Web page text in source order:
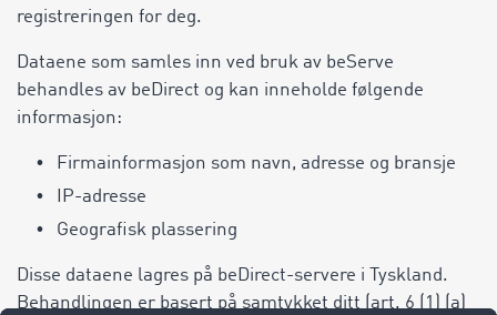
registreringen for deg.
Dataene som samles inn ved bruk av beServe
behandles av beDirect og kan inneholde følgende
informasjon:
Firmainformasjon som navn, adresse og bransje
IP-adresse
Geografisk plassering
Disse dataene lagres på beDirect-servere i Tyskland.
Behandlingen er basert på samtykket ditt (art. 6 (1) (a)